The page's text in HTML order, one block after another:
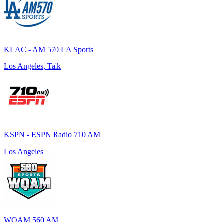
KLAC - AM 570 LA Sports
Los Angeles, Talk
KSPN - ESPN Radio 710 AM
Los Angeles
WQAM 560 AM